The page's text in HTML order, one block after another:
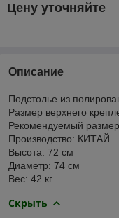
Цену уточняйте
Описание
Подстолье из
Размер верхнего
Рекомендуемый
Производство: КИТАЙ
Высота: 72 см
Диаметр: 74 см
Вес: 42 кг
Скрыть